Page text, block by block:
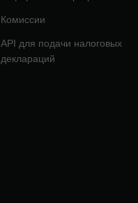
Комиссии
API для подачи налоговых
деклараций